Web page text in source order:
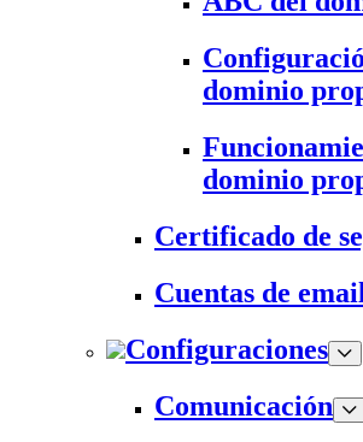
dominio
dominio
Certificado de
Cuentas de email
Configuraciones
Comunicación